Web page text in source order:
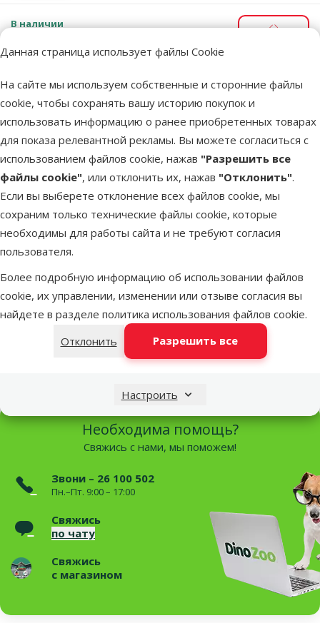
Данная страница использует файлы Cookie
На сайте мы используем собственные и сторонние файлы
cookie, чтобы сохранять вашу историю покупок и
использовать информацию о ранее приобретенных товарах
для показа релевантной рекламы. Вы можете согласиться с
использованием файлов cookie, нажав "Разрешить все
файлы cookie", или отклонить их, нажав "Отклонить".
Если вы выберете отклонение всех файлов cookie, мы
сохраним только технические файлы cookie, которые
необходимы для работы сайта и не требуют согласия
пользователя.
Более подробную информацию об использовании файлов
cookie, их управлении, изменении или отзыве согласия вы
найдете в разделе политика использования файлов cookie.
Отклонить
Разрешить все
Настроить
В наличии
В
Аквариум - Juwel Rekord 600 (черный)
Описание Параметры
В начало страницы
superzoo.product.detail.content
Аквариум - Juwel Rekord 600 (черный).
Полностью оборудованный аквариум с крышкой и
освещением, 2 х 24 Вт, система фильтров Bioflow 3.0 и 100W
обогреватель. Аквариум тонко подчеркнет созданный Вами
Параметры
Объем
63 l
Цвет
Черный
Juwel
Статьи и советы
Необходима помощь?
Свяжись с нами, мы поможем!
Звони – 26 100 502
Пн.–Пт. 9:00 – 17:00
Свяжись
по чату
Свяжись
с магазином